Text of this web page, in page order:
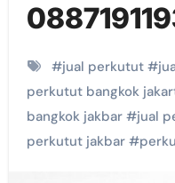
#jual perkutut#
perkutut bangkok
bangkok jakbar#jual
perkutut jakbar#